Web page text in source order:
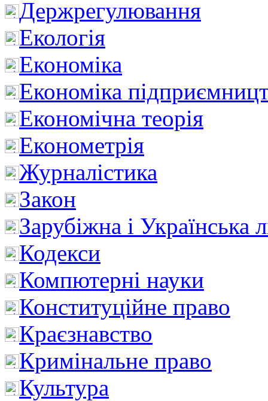
Держрегулювання
Екологія
Економіка
Економіка
Економічна теорія
Економетрія
Журналістика
Закон
Зарубіжна і Українська
Кодекси
Компютерні науки
Конституційне право
Краєзнавство
Кримінальне право
Культура